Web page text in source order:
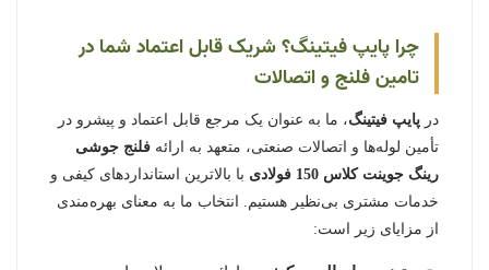
چرا پایپ فیتینگ؟ شریک قابل اعتماد شما در
تامین فلنج و اتصالات
در پایپ فیتینگ، ما به عنوان یک مرجع قابل اعتماد و پیشرو در
تأمین لوله‌ها و اتصالات صنعتی، متعهد به ارائه فلنج جوشی
رینگ جوینت کلاس 150 فولادی
با بالاترین استانداردهای کیفی و
خدمات مشتری بی‌نظیر هستیم. انتخاب ما به معنای بهره‌مندی
از مزایای زیر است: